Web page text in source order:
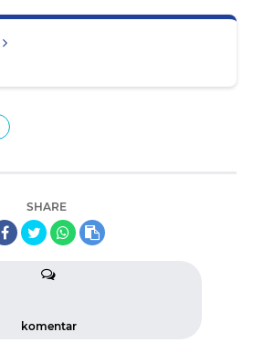
SHARE
komentar